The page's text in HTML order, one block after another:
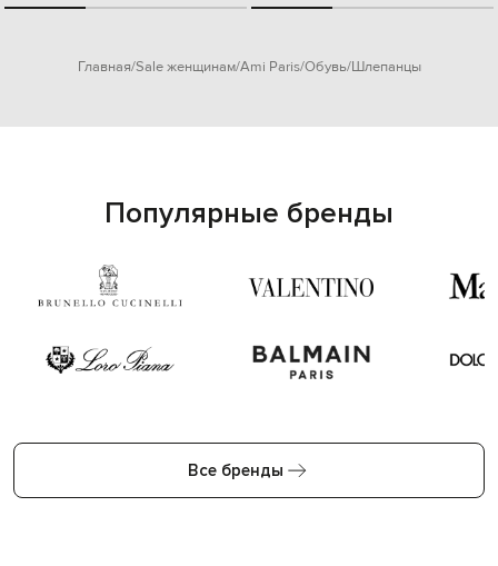
Главная Sale женщинам Ami Paris Обувь Шлепанцы
Популярные бренды
Все бренды